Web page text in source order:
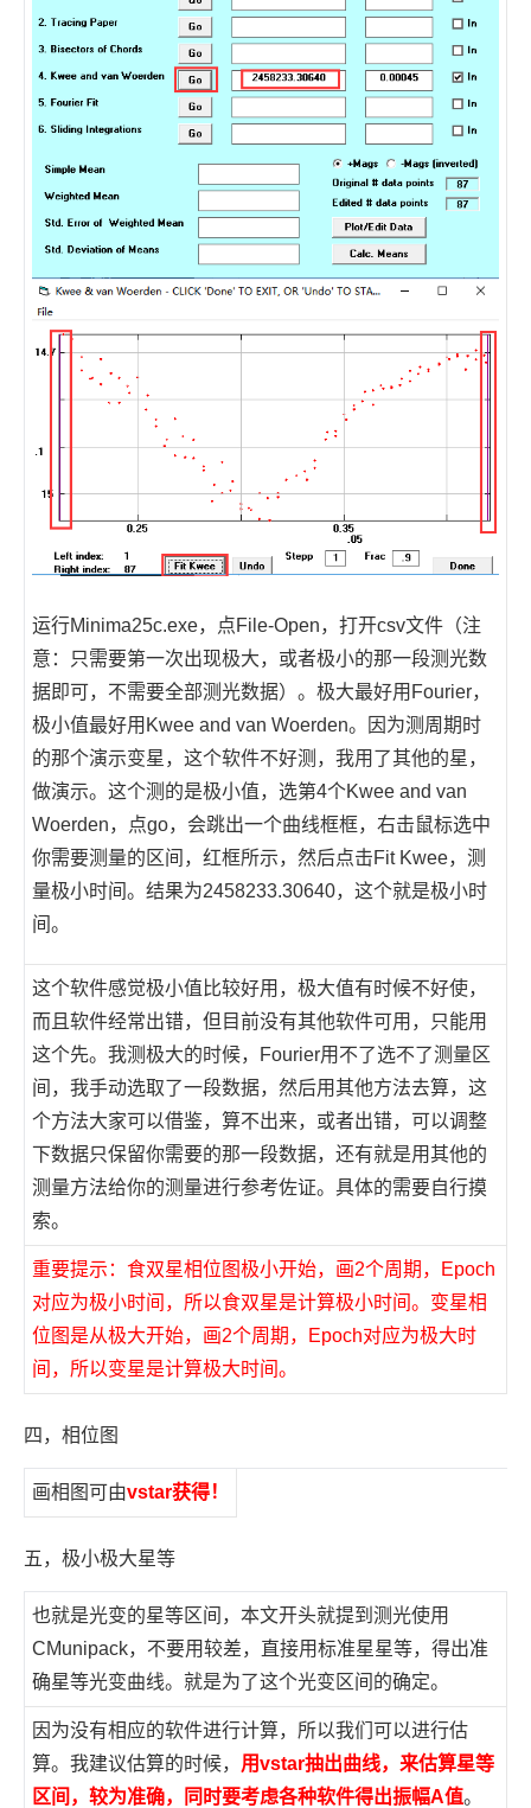
运行Minima25c.exe，点File-Open，打开csv文件（注
意：只需要第一次出现极大，或者极小的那一段测光数
据即可，不需要全部测光数据）。极大最好用Fourier，
极小值最好用Kwee and van Woerden。因为测周期时
的那个演示变星，这个软件不好测，我用了其他的星，
做演示。这个测的是极小值，选第4个Kwee and van
Woerden，点go，会跳出一个曲线框框，右击鼠标选中
你需要测量的区间，红框所示，然后点击Fit Kwee，测
量极小时间。结果为2458233.30640，这个就是极小时
间。
这个软件感觉极小值比较好用，极大值有时候不好使，
而且软件经常出错，但目前没有其他软件可用，只能用
这个先。我测极大的时候，Fourier用不了选不了测量区
间，我手动选取了一段数据，然后用其他方法去算，这
个方法大家可以借鉴，算不出来，或者出错，可以调整
下数据只保留你需要的那一段数据，还有就是用其他的
测量方法给你的测量进行参考佐证。具体的需要自行摸
索。
重要提示：食双星相位图极小开始，画2个周期，Epoch
对应为极小时间，所以食双星是计算极小时间。变星相
位图是从极大开始，画2个周期，Epoch对应为极大时
间，所以变星是计算极大时间。
四，相位图
画相图可由vstar获得！
五，极小极大星等
也就是光变的星等区间，本文开头就提到测光使用
CMunipack，不要用较差，直接用标准星星等，得出准
确星等光变曲线。就是为了这个光变区间的确定。
因为没有相应的软件进行计算，所以我们可以进行估
算。我建议估算的时候， 用vstar抽出曲线，来估算星等
区间，较为准确，同时要考虑各种软件得出振幅A值。